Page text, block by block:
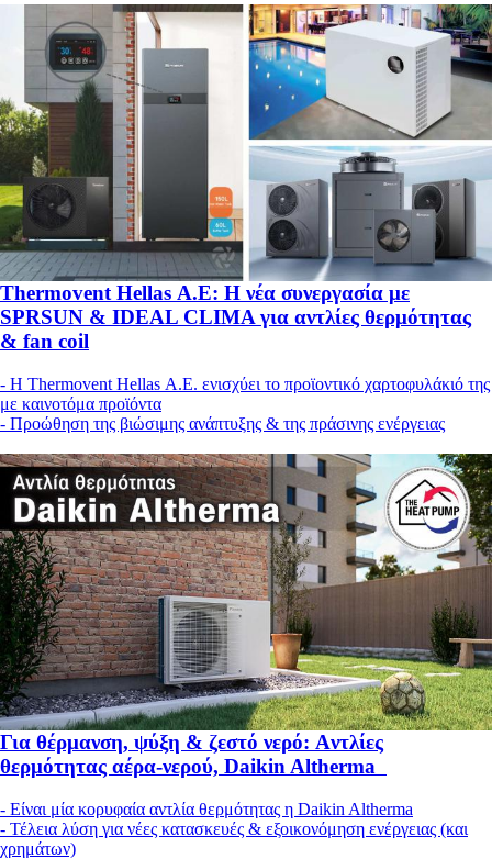
Thermovent Hellas Α.Ε: Η νέα συνεργασία με
SPRSUN & IDEAL CLIMA για αντλίες θερμότητας
& fan coil
- Η Thermovent Hellas Α.Ε. ενισχύει το προϊοντικό χαρτοφυλάκιό της
με καινοτόμα προϊόντα
- Προώθηση της βιώσιμης ανάπτυξης & της πράσινης ενέργειας
Για θέρμανση, ψύξη & ζεστό νερό: Aντλίες
θερμότητας αέρα-νερού, Daikin Altherma
- Είναι μία κορυφαία αντλία θερμότητας η Daikin Altherma
- Τέλεια λύση για νέες κατασκευές & εξοικονόμηση ενέργειας (και
χρημάτων)